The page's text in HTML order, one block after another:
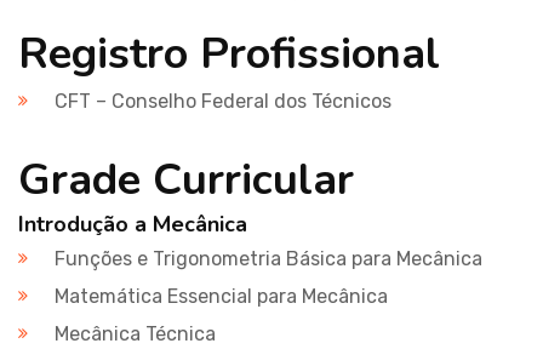
Registro Profissional
CFT – Conselho Federal dos Técnicos
Grade Curricular
Introdução a Mecânica
Funções e Trigonometria Básica para Mecânica
Matemática Essencial para Mecânica
Mecânica Técnica